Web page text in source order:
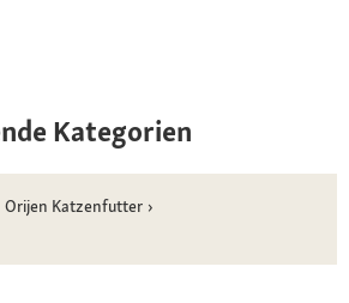
Kategorien
Orijen Katzenfutter